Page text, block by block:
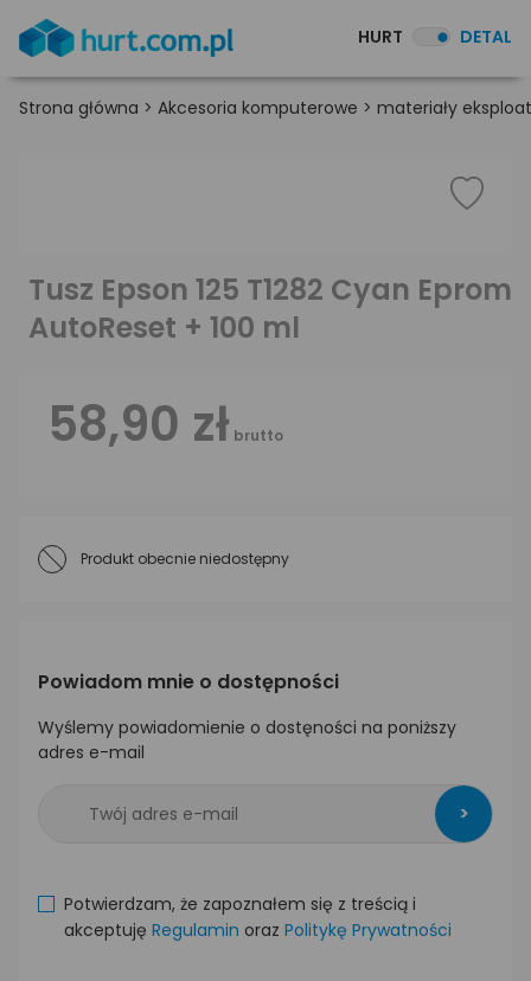
HURT DETAL
Strona główna > Akcesoria komputerowe > materiały
Tusz Epson 125 T1282 Cyan Eprom
AutoReset + 100 ml
58,90 zł brutto
Produkt obecnie niedostępny
Powiadom mnie o dostępności
Wyślemy powiadomienie o dostęności na poniższy
adres e-mail
>
Potwierdzam, że zapoznałem się z treścią i
akceptuję Regulamin oraz Politykę Prywatności